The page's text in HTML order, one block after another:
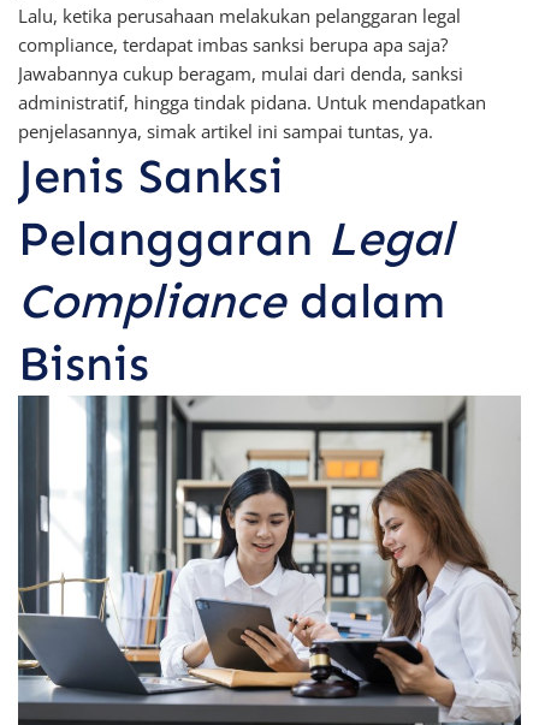
Lalu, ketika perusahaan melakukan pelanggaran legal
compliance, terdapat imbas sanksi berupa apa saja?
Jawabannya cukup beragam, mulai dari denda, sanksi
administratif, hingga tindak pidana. Untuk mendapatkan
penjelasannya, simak artikel ini sampai tuntas, ya.
Jenis Sanksi
Pelanggaran Legal
Compliance dalam
Bisnis